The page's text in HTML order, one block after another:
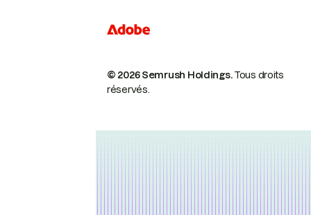
© 2026 Semrush Holdings.Tous droits
réservés.